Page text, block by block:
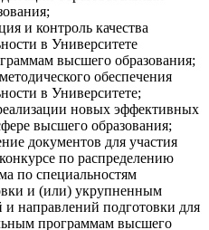
и контроль качества
в Университете
высшего образования;
обеспечения
в Университете;
новых эффективных
высшего образования;
документов для участия
по распределению
по специальностям
и (или) укрупненным
и направлений подготовки для
программам высшего